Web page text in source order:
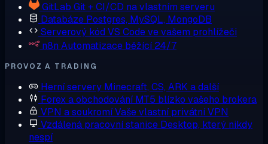
GitLab Git + CI/CD na vlastním serveru
Databáze Postgres, MySQL, MongoDB
Serverový kód VS Code ve vašem prohlížeči
n8n Automatizace běžící 24/7
PROVOZ A TRADING
Herní servery Minecraft, CS, ARK a další
Forex a obchodování MT5 blízko vašeho brokera
VPN a soukromíVaše vlastní privátní VPN
Vzdálená pracovní stanice Desktop, který nikdy
nespí